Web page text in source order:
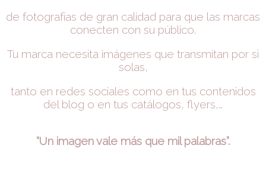
de fotografías de gran calidad para que las marcas
conecten con su público.
Tu marca necesita imágenes que transmitan por si
solas,
tanto en redes sociales como en tus contenidos
del blog o en tus catálogos, flyers,…
“Un imagen vale más que mil palabras”.